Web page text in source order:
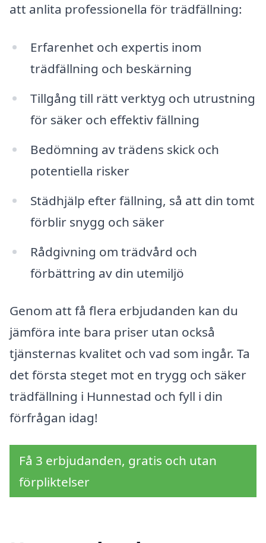
att anlita professionella för trädfällning:
Erfarenhet och expertis inom
trädfällning och beskärning
Tillgång till rätt verktyg och utrustning
för säker och effektiv fällning
Bedömning av trädens skick och
potentiella risker
Städhjälp efter fällning, så att din tomt
förblir snygg och säker
Rådgivning om trädvård och
förbättring av din utemiljö
Genom att få flera erbjudanden kan du
jämföra inte bara priser utan också
tjänsternas kvalitet och vad som ingår. Ta
det första steget mot en trygg och säker
trädfällning i Hunnestad och fyll i din
förfrågan idag!
Få 3 erbjudanden, gratis och utan
förpliktelser